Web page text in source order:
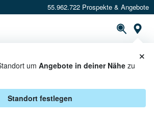
55.962.722 Prospekte & Angebote
um Angebote in deiner Nähe zu
Standort festlegen
×
BEI HIT - ANGEBOTE